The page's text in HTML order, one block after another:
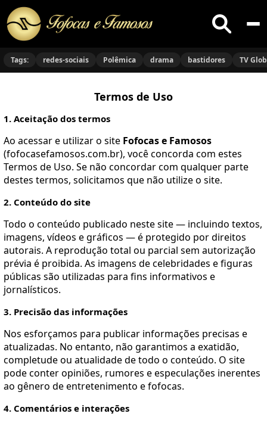
Buscar
no
Tags: redes-sociais Polêmica drama bastidores TV
Termos de Uso
1. Aceitação dos termos
Ao acessar e utilizar o site Fofocas e Famosos
(fofocasefamosos.com.br), você concorda com estes
Termos de Uso. Se não concordar com qualquer parte
destes termos, solicitamos que não utilize o site.
2. Conteúdo do site
Todo o conteúdo publicado neste site — incluindo textos,
imagens, vídeos e gráficos — é protegido por direitos
autorais. A reprodução total ou parcial sem autorização
prévia é proibida. As imagens de celebridades e figuras
públicas são utilizadas para fins informativos e
jornalísticos.
3. Precisão das informações
Nos esforçamos para publicar informações precisas e
atualizadas. No entanto, não garantimos a exatidão,
completude ou atualidade de todo o conteúdo. O site
pode conter opiniões, rumores e especulações inerentes
ao gênero de entretenimento e fofocas.
4. Comentários e interações